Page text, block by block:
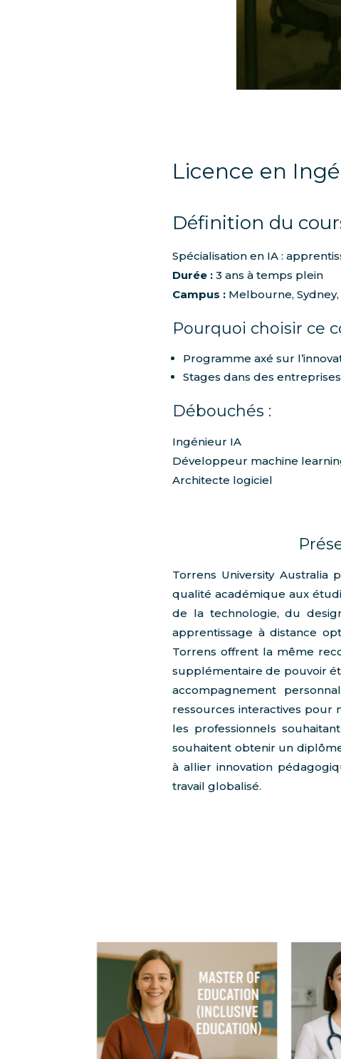
Licence en
Définition du
Spécialisation en IA :
Durée :3 ans à temps plein
Campus : Melbourne,
Pourquoi choisir ce
Programme axé sur
Stages dans des
Débouchés :
Ingénieur IA
Développeur machine
Architecte logiciel
Torrens University
qualité académique aux
de la technologie, du
apprentissage à distance
Torrens offrent la même
supplémentaire de pouvoir
accompagnement
ressources interactives pour
les professionnels
souhaitent obtenir un
à allier innovation
travail globalisé.